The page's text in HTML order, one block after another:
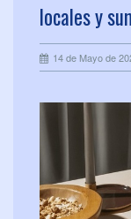
locales y
14 de Mayo de